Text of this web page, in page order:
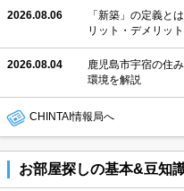
2026.08.06
「新築」の定義と
リット・デメリット
2026.08.04
鹿児島市宇宿の住
環境を解説
CHINTAI情報局へ
お部屋探しの基本&豆知